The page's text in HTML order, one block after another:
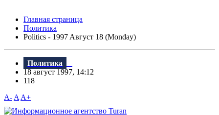
Главная страница
Политика
Politics - 1997 Aвгуст 18 (Monday)
Политика
18 август 1997, 14:12
118
A- A A+